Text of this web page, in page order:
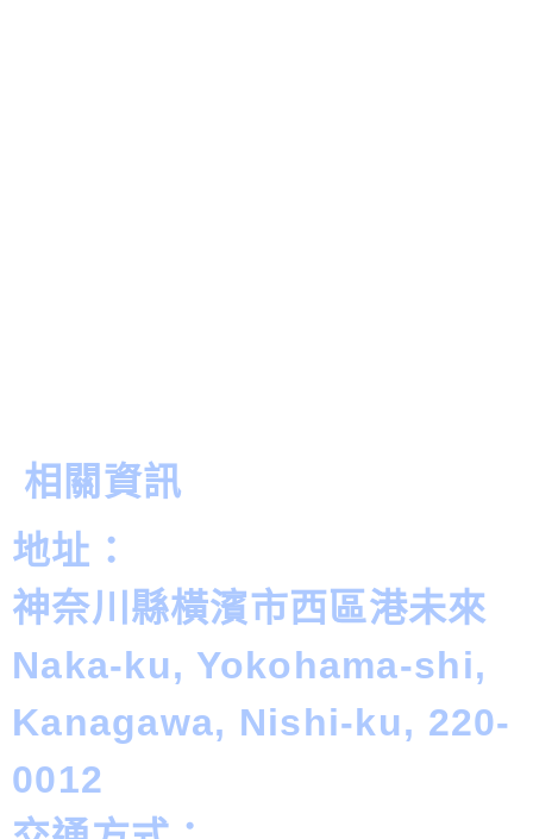
相關資訊
地址：
神奈川縣橫濱市西區港未來
Naka-ku, Yokohama-shi,
Kanagawa, Nishi-ku, 220-
0012